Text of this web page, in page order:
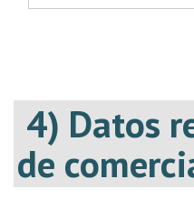
4) Datos
de